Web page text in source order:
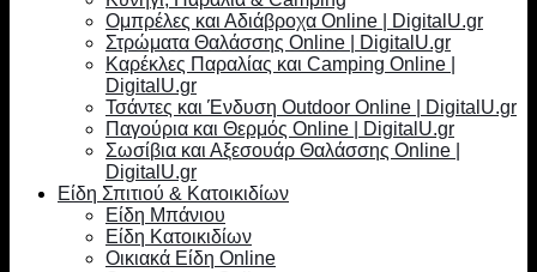
Ομπρέλες και Αδιάβροχα Online | DigitalU.gr
Στρώματα Θαλάσσης Online | DigitalU.gr
Καρέκλες Παραλίας και Camping Online |
DigitalU.gr
Τσάντες και Ένδυση Outdoor Online | DigitalU.gr
Παγούρια και Θερμός Online | DigitalU.gr
Σωσίβια και Αξεσουάρ Θαλάσσης Online |
DigitalU.gr
Είδη Σπιτιού & Κατοικιδίων
Είδη Μπάνιου
Είδη Κατοικιδίων
Οικιακά Είδη Online